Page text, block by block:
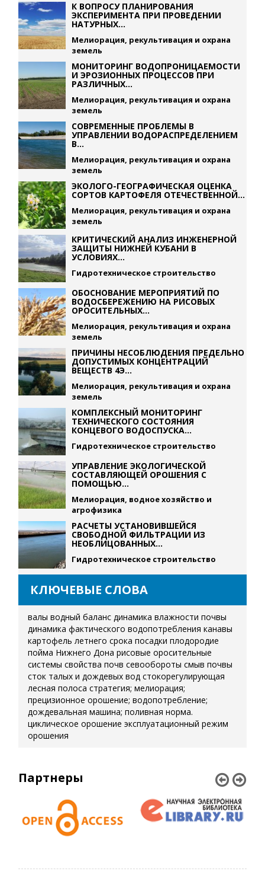
К ВОПРОСУ ПЛАНИРОВАНИЯ
ЭКСПЕРИМЕНТА ПРИ ПРОВЕДЕНИИ
НАТУРНЫХ...
Мелиорация, рекультивация и охрана
земель
МОНИТОРИНГ ВОДОПРОНИЦАЕМОСТИ
И ЭРОЗИОННЫХ ПРОЦЕССОВ ПРИ
РАЗЛИЧНЫХ...
Мелиорация, рекультивация и охрана
земель
СОВРЕМЕННЫЕ ПРОБЛЕМЫ В
УПРАВЛЕНИИ ВОДОРАСПРЕДЕЛЕНИЕМ
В...
Мелиорация, рекультивация и охрана
земель
ЭКОЛОГО-ГЕОГРАФИЧЕСКАЯ ОЦЕНКА
СОРТОВ КАРТОФЕЛЯ ОТЕЧЕСТВЕННОЙ...
Мелиорация, рекультивация и охрана
земель
КРИТИЧЕСКИЙ АНАЛИЗ ИНЖЕНЕРНОЙ
ЗАЩИТЫ НИЖНЕЙ КУБАНИ В
УСЛОВИЯХ...
Гидротехническое строительство
ОБОСНОВАНИЕ МЕРОПРИЯТИЙ ПО
ВОДОСБЕРЕЖЕНИЮ НА РИСОВЫХ
ОРОСИТЕЛЬНЫХ...
Мелиорация, рекультивация и охрана
земель
ПРИЧИНЫ НЕСОБЛЮДЕНИЯ ПРЕДЕЛЬНО
ДОПУСТИМЫХ КОНЦЕНТРАЦИЙ
ВЕЩЕСТВ 4Э...
Мелиорация, рекультивация и охрана
земель
КОМПЛЕКСНЫЙ МОНИТОРИНГ
ТЕХНИЧЕСКОГО СОСТОЯНИЯ
КОНЦЕВОГО ВОДОСПУСКА...
Гидротехническое строительство
УПРАВЛЕНИЕ ЭКОЛОГИЧЕСКОЙ
СОСТАВЛЯЮЩЕЙ ОРОШЕНИЯ С
ПОМОЩЬЮ...
Мелиорация, водное хозяйство и
агрофизика
РАСЧЕТЫ УСТАНОВИВШЕЙСЯ
СВОБОДНОЙ ФИЛЬТРАЦИИ ИЗ
НЕОБЛИЦОВАННЫХ...
Гидротехническое строительство
КЛЮЧЕВЫЕ СЛОВА
валы водный баланс динамика влажности почвы
динамика фактического водопотребления канавы
картофель летнего срока посадки плодородие
пойма Нижнего Дона рисовые оросительные
системы свойства почв севообороты смыв почвы
сток талых и дождевых вод стокорегулирующая
лесная полоса стратегия; мелиорация;
прецизионное орошение; водопотребление;
дождевальная машина; поливная норма.
циклическое орошение эксплуатационный режим
орошения
Партнеры